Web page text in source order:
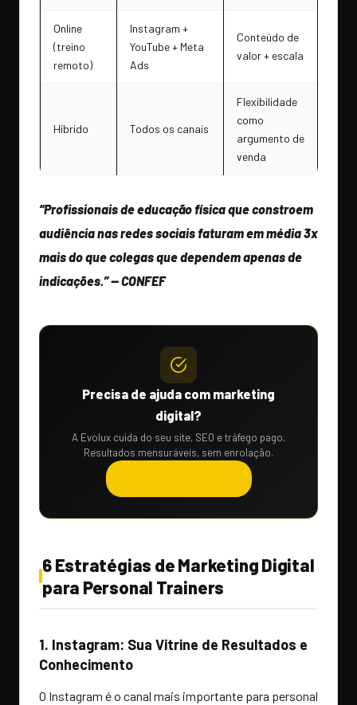
Online
(treino
remoto)
Instagram +
YouTube + Meta
Ads
Conteúdo de
valor + escala
Híbrido Todos os canais
Flexibilidade
como
argumento de
venda
“Profissionais de educação física que constroem
audiência nas redes sociais faturam em média 3x
mais do que colegas que dependem apenas de
indicações.” — CONFEF
Precisa de ajuda com marketing
digital?
A Evolux cuida do seu site, SEO e tráfego pago.
Resultados mensuráveis, sem enrolação.
6 Estratégias de Marketing Digital
para Personal Trainers
1. Instagram: Sua Vitrine de Resultados e
Conhecimento
O Instagram é o canal mais importante para personal